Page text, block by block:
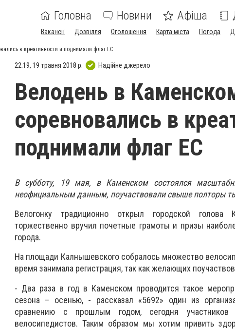
Головна Новини Афіша
Вакансії Дозвілля Оголошення Карта міста Погода
в креативности и поднимали флаг ЕС
22:19, 19 травня 2018 р. Надійне джерело
Велодень в
соревновались в
поднимали флаг ЕС
В субботу, 19 мая, в Каменском состоялся
неофициальным данным, поучаствовали свыше полторы
Велогонку традиционно открыл городской
торжественно вручил почетные грамоты и призы
города.
На площади Калнышевского собралось множество
время занимала регистрация, так как желающих
- Два раза в год в Каменском проводится такое
сезона – осенью, - рассказал «5692» один из
сравнению с прошлым годом, сегодня участников
велосипедистов. Таким образом мы хотим привить